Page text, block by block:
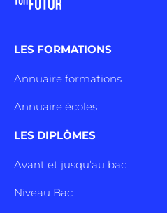
LES FORMATIONS
Annuaire formations
Annuaire écoles
LES DIPLÔMES
Avant et jusqu’au bac
Niveau Bac